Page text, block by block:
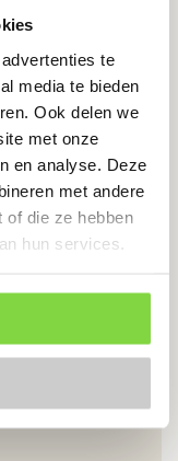
te
media te bieden
Ook delen we
met onze
en analyse. Deze
met andere
of die ze hebben
hun services.